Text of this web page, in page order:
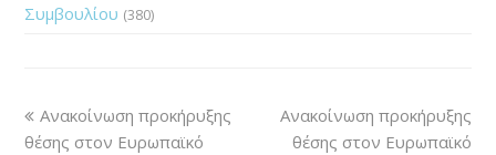
Συμβουλίου (380)
Ανακοίνωση προκήρυξης
θέσης στον Ευρωπαϊκό
Ανακοίνωση προκήρυξης
θέσης στον Ευρωπαϊκό